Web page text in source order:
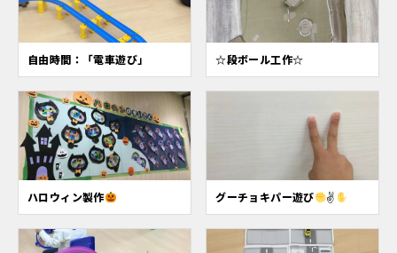
自由時間：「電車遊び」 ☆段ボール工作☆
ハロウィン製作 グーチョキパー遊び ✌